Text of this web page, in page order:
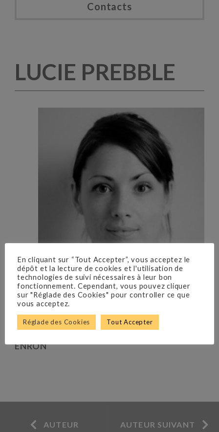
Contacts
LUCIE PREBBLE
ENRON
AUTEUR
AUTEUR SUIVANT
En cliquant sur “Tout Accepter”, vous acceptez le
dépôt et la lecture de cookies et l'utilisation de
technologies de suivi nécessaires à leur bon
fonctionnement. Cependant, vous pouvez cliquer
sur "Réglade des Cookies" pour controller ce que
vous acceptez.
Réglade des Cookies Tout Accepter